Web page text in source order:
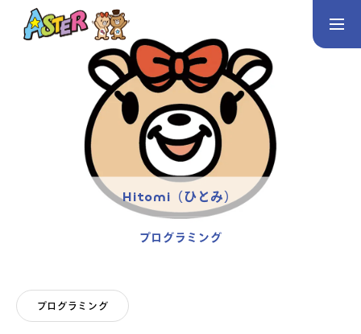
お問い合わせ Instagram
トップページ
英会話／プログラミング／3Dデザイン／学童保育
英会話（小学生）
スタッフ紹介
Hitomi（ひとみ）
プログラミング
プログラミング